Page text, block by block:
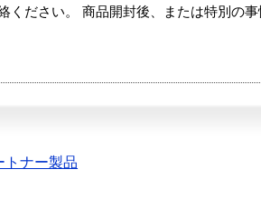
ださい。 商品開封後、または特別の
トナー製品